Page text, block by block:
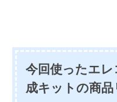
今回使ったエ
成キットの商品